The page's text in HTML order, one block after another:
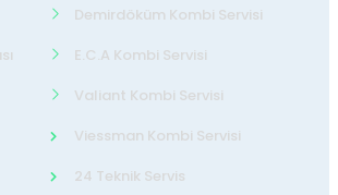
Demirdöküm Kombi Servisi
E.C.A Kombi Servisi
Valiant Kombi Servisi
Viessman Kombi Servisi
24 Teknik Servis